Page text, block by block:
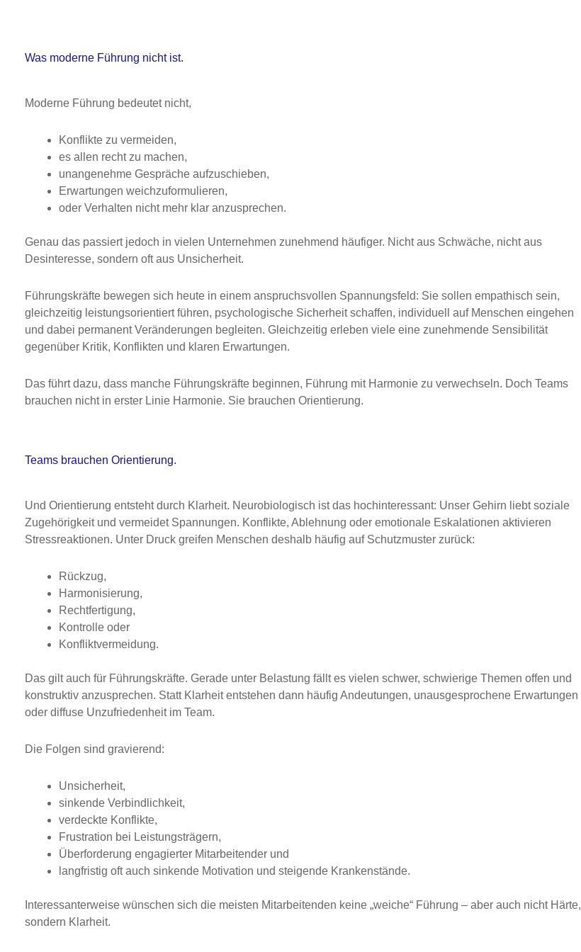
Was moderne Führung nicht ist.
Moderne Führung bedeutet nicht,
Konflikte zu vermeiden,
es allen recht zu machen,
unangenehme Gespräche aufzuschieben,
Erwartungen weichzuformulieren,
oder Verhalten nicht mehr klar anzusprechen.
Genau das passiert jedoch in vielen Unternehmen zunehmend häufiger. Nicht aus Schwäche, nicht aus
Desinteresse, sondern oft aus Unsicherheit.
Führungskräfte bewegen sich heute in einem anspruchsvollen Spannungsfeld: Sie sollen empathisch sein,
gleichzeitig leistungsorientiert führen, psychologische Sicherheit schaffen, individuell auf Menschen eingehen
und dabei permanent Veränderungen begleiten. Gleichzeitig erleben viele eine zunehmende Sensibilität
gegenüber Kritik, Konflikten und klaren Erwartungen.
Das führt dazu, dass manche Führungskräfte beginnen, Führung mit Harmonie zu verwechseln. Doch Teams
brauchen nicht in erster Linie Harmonie. Sie brauchen Orientierung.
Teams brauchen Orientierung.
Und Orientierung entsteht durch Klarheit. Neurobiologisch ist das hochinteressant: Unser Gehirn liebt soziale
Zugehörigkeit und vermeidet Spannungen. Konflikte, Ablehnung oder emotionale Eskalationen aktivieren
Stressreaktionen. Unter Druck greifen Menschen deshalb häufig auf Schutzmuster zurück:
Rückzug,
Harmonisierung,
Rechtfertigung,
Kontrolle oder
Konfliktvermeidung.
Das gilt auch für Führungskräfte. Gerade unter Belastung fällt es vielen schwer, schwierige Themen offen und
konstruktiv anzusprechen. Statt Klarheit entstehen dann häufig Andeutungen, unausgesprochene Erwartungen
oder diffuse Unzufriedenheit im Team.
Die Folgen sind gravierend:
Unsicherheit,
sinkende Verbindlichkeit,
verdeckte Konflikte,
Frustration bei Leistungsträgern,
Überforderung engagierter Mitarbeitender und
langfristig oft auch sinkende Motivation und steigende Krankenstände.
Interessanterweise wünschen sich die meisten Mitarbeitenden keine „weiche“ Führung – aber auch nicht Härte,
sondern Klarheit.